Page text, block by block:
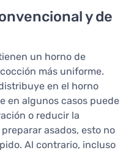
y de
un horno de
más uniforme.
en el horno
en algunos casos puede
o reducir la
asados, esto no
Al contrario, incluso